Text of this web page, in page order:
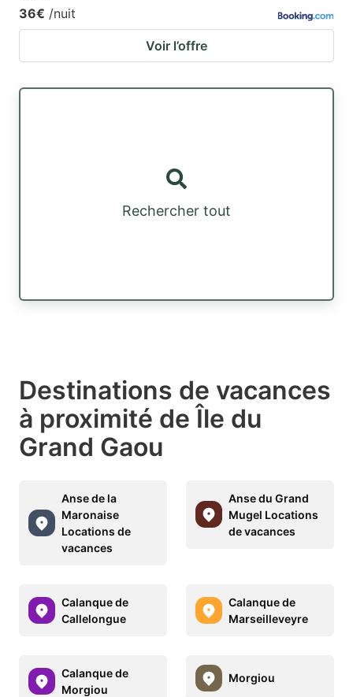
36€ /nuit
Voir l’offre
Rechercher tout
Destinations de vacances
à proximité de Île du
Grand Gaou
Anse de la
Maronaise
Locations de
vacances
Anse du Grand
Mugel Locations
de vacances
Calanque de
Callelongue
Calanque de
Marseilleveyre
Calanque de
Morgiou
Morgiou